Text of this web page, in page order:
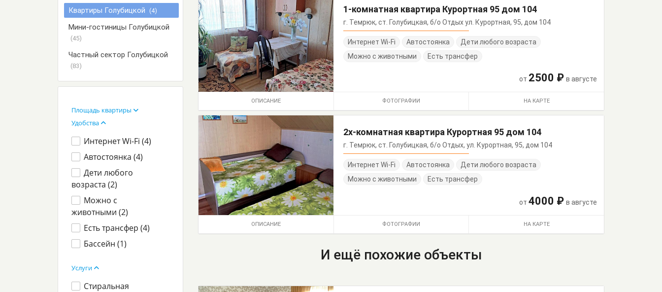
1-комнатная квартира Курортная 95 дом 104
г. Темрюк, ст. Голубицкая, б/о Отдых ул. Курортная, 95, дом 104
Интернет Wi-Fi Автостоянка
Дети любого возраста
Можно с животными
Есть трансфер
от 2500 ₽ в августе
ОПИСАНИЕ ФОТОГРАФИИ НА КАРТЕ
2х-комнатная квартира Курортная 95 дом 104
г. Темрюк, ст. Голубицкая, б/о Отдых, ул. Курортная, 95, дом 104
Интернет Wi-Fi Автостоянка
Дети любого возраста
Можно с животными
Есть трансфер
от 4000 ₽ в августе
ОПИСАНИЕ ФОТОГРАФИИ НА КАРТЕ
И ещё похожие объекты
Квартиры Голубицкой (4)
Мини-гостиницы Голубицкой
(45)
Частный сектор Голубицкой
(83)
Площадь квартиры
Удобства
Интернет Wi-Fi (4)
Автостоянка (4)
Дети любого
возраста (2)
Можно с
животными (2)
Есть трансфер (4)
Бассейн (1)
Услуги
Стиральная